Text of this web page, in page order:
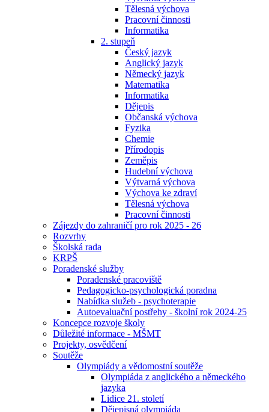
Tělesná výchova
Pracovní činnosti
Informatika
2. stupeň
Český jazyk
Anglický jazyk
Německý jazyk
Matematika
Informatika
Dějepis
Občanská výchova
Fyzika
Chemie
Přírodopis
Zeměpis
Hudební výchova
Výtvarná výchova
Výchova ke zdraví
Tělesná výchova
Pracovní činnosti
Zájezdy do zahraničí pro rok 2025 - 26
Rozvrhy
Školská rada
KRPŠ
Poradenské služby
Poradenské pracoviště
Pedagogicko-psychologická poradna
Nabídka služeb - psychoterapie
Autoevaluační postřehy - školní rok 2024-25
Koncepce rozvoje školy
Důležité informace - MŠMT
Projekty, osvědčení
Soutěže
Olympiády a vědomostní soutěže
Olympiáda z anglického a německého
jazyka
Lidice 21. století
Dějepisná olympiáda